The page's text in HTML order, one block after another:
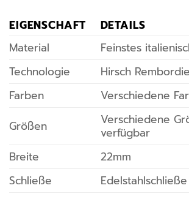
EIGENSCHAFT
DETAILS
Material
Feinstes
Technologie
Hirsch
Farben
Verschiedene
Größen
Verschiedene
verfügbar
Breite
22mm
Schließe
Edelstahlschließe